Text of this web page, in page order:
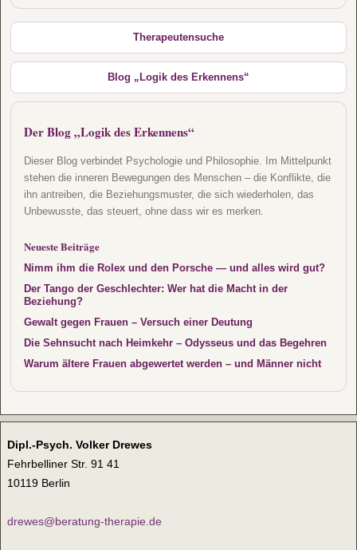
Therapeutensuche
Blog „Logik des Erkennens“
Der Blog „Logik des Erkennens“
Dieser Blog verbindet Psychologie und Philosophie. Im Mittelpunkt
stehen die inneren Bewegungen des Menschen – die Konflikte, die
ihn antreiben, die Beziehungsmuster, die sich wiederholen, das
Unbewusste, das steuert, ohne dass wir es merken.
Neueste Beiträge
Nimm ihm die Rolex und den Porsche — und alles wird gut?
Der Tango der Geschlechter: Wer hat die Macht in der
Beziehung?
Gewalt gegen Frauen – Versuch einer Deutung
Die Sehnsucht nach Heimkehr – Odysseus und das Begehren
Warum ältere Frauen abgewertet werden – und Männer nicht
Dipl.-Psych. Volker Drewes
Fehrbelliner Str. 91 41
10119 Berlin
drewes@beratung-therapie.de